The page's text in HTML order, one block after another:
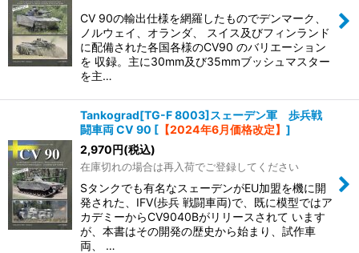
CV 90の輸出仕様を網羅したものでデンマーク、
ノルウェイ、オランダ、 スイス及びフィンランド
に配備された各国各様のCV90 のバリエーション
を 収録。主に30mm及び35mmブッシュマスター
を主…
Tankograd[TG-F 8003]スェーデン軍 歩兵戦
闘車両 CV 90 [ 【2024年6月価格改定】 ]
2,970円(税込)
在庫切れの場合は再入荷でご登録してください
Sタンクでも有名なスェーデンがEU加盟を機に開
発された、IFV(歩兵 戦闘車両)で、既に模型ではア
カデミーからCV9040Bがリリースされて います
が、本書はその開発の歴史から始まり、試作車
両、 …